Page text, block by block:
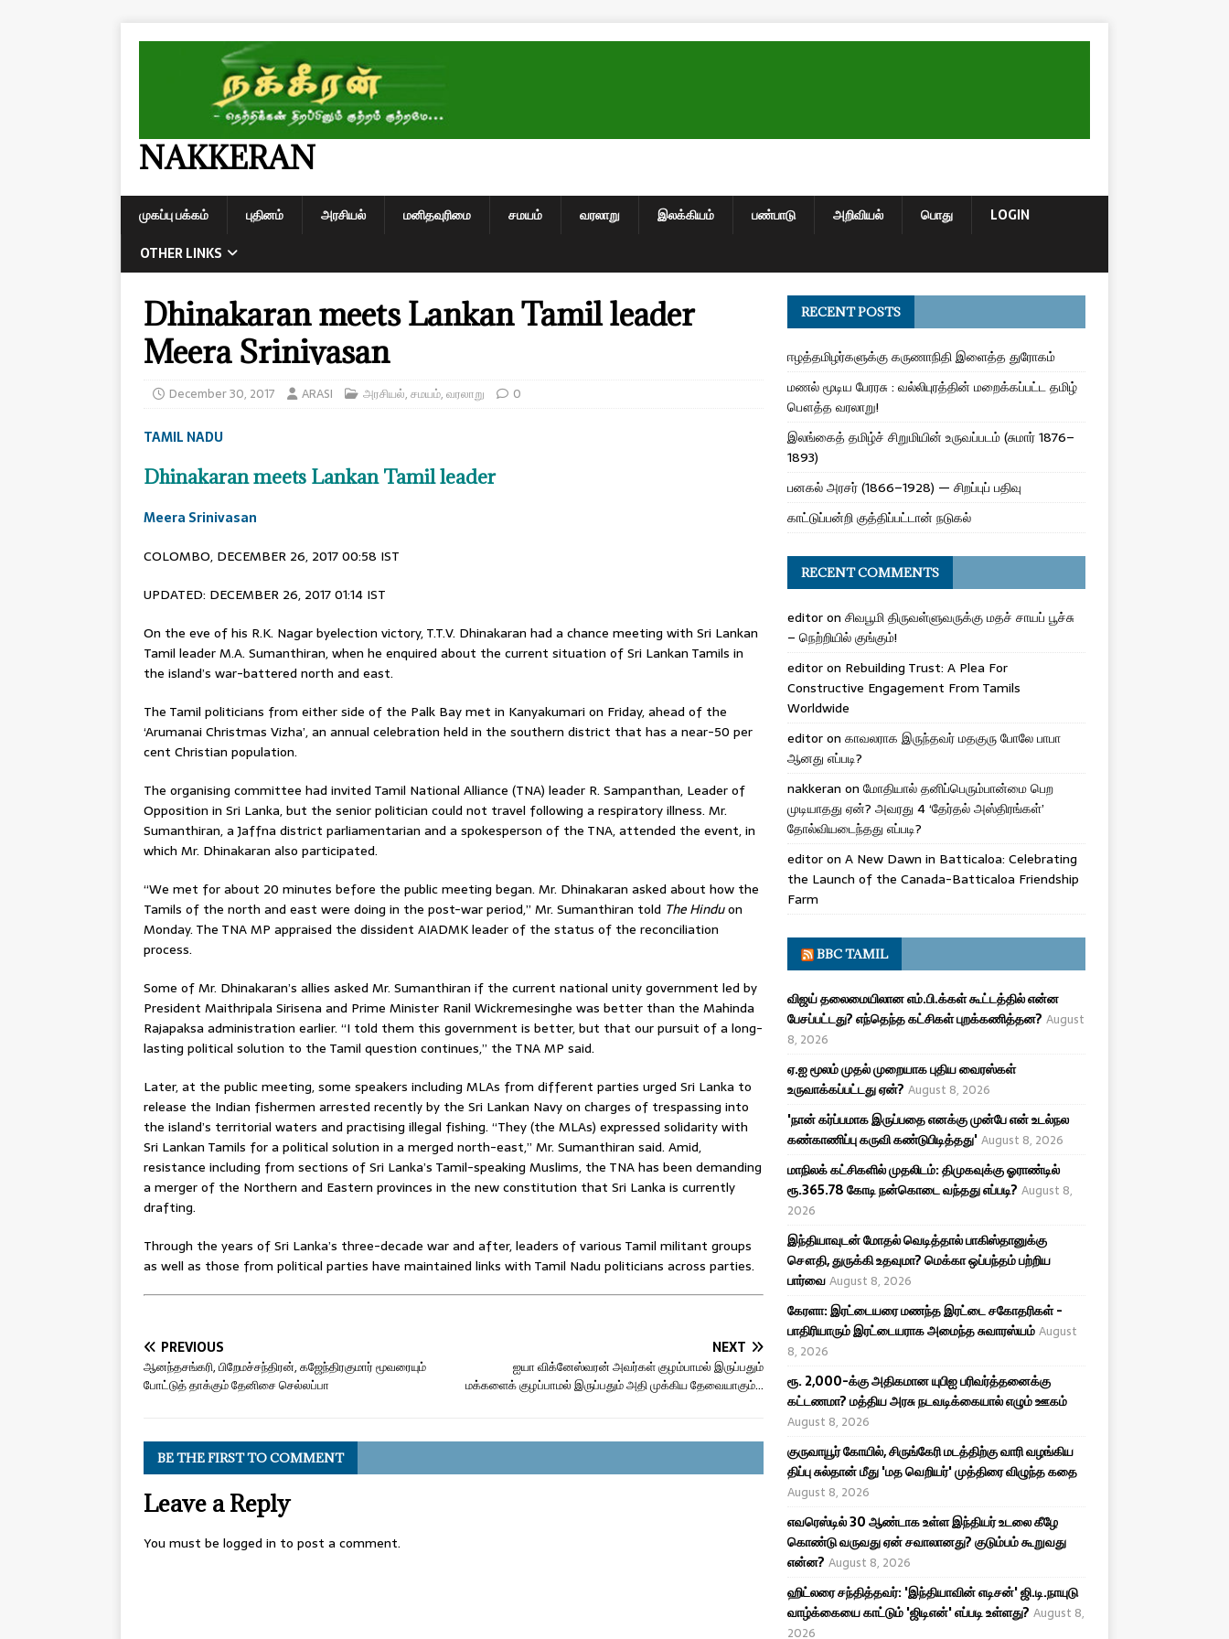
NAKKERAN
முகப்பு பக்கம் புதினம் அரசியல் மனிதவுரிமை சமயம் வரலாறு இலக்கியம் பண்பாடு அறிவியல் பொது
LOGIN
OTHER LINKS
Dhinakaran meets Lankan Tamil leader
Meera Srinivasan
December 30, 2017 ARASI அரசியல்,சமயம்,வரலாறு 0
TAMIL NADU
Dhinakaran meets Lankan Tamil leader
Meera Srinivasan
COLOMBO, DECEMBER 26, 2017 00:58 IST
UPDATED: DECEMBER 26, 2017 01:14 IST
On the eve of his R.K. Nagar byelection victory, T.T.V. Dhinakaran had a chance meeting with Sri Lankan
Tamil leader M.A. Sumanthiran, when he enquired about the current situation of Sri Lankan Tamils in
the island’s war-battered north and east.
The Tamil politicians from either side of the Palk Bay met in Kanyakumari on Friday, ahead of the
‘Arumanai Christmas Vizha’, an annual celebration held in the southern district that has a near-50 per
cent Christian population.
The organising committee had invited Tamil National Alliance (TNA) leader R. Sampanthan, Leader of
Opposition in Sri Lanka, but the senior politician could not travel following a respiratory illness. Mr.
Sumanthiran, a Jaffna district parliamentarian and a spokesperson of the TNA, attended the event, in
which Mr. Dhinakaran also participated.
“We met for about 20 minutes before the public meeting began. Mr. Dhinakaran asked about how the
Tamils of the north and east were doing in the post-war period,” Mr. Sumanthiran told The Hinduon
Monday. The TNA MP appraised the dissident AIADMK leader of the status of the reconciliation
process.
Some of Mr. Dhinakaran’s allies asked Mr. Sumanthiran if the current national unity government led by
President Maithripala Sirisena and Prime Minister Ranil Wickremesinghe was better than the Mahinda
Rajapaksa administration earlier. “I told them this government is better, but that our pursuit of a long-
lasting political solution to the Tamil question continues,” the TNA MP said.
Later, at the public meeting, some speakers including MLAs from different parties urged Sri Lanka to
release the Indian fishermen arrested recently by the Sri Lankan Navy on charges of trespassing into
the island’s territorial waters and practising illegal fishing. “They (the MLAs) expressed solidarity with
Sri Lankan Tamils for a political solution in a merged north-east,” Mr. Sumanthiran said. Amid,
resistance including from sections of Sri Lanka’s Tamil-speaking Muslims, the TNA has been demanding
a merger of the Northern and Eastern provinces in the new constitution that Sri Lanka is currently
drafting.
Through the years of Sri Lanka’s three-decade war and after, leaders of various Tamil militant groups
as well as those from political parties have maintained links with Tamil Nadu politicians across parties.
PREVIOUS
ஆனந்தசங்கரி, பிறேமச்சந்திரன், கஜேந்திரகுமார் மூவரையும்
போட்டுத் தாக்கும் தேனிசை செல்லப்பா
NEXT
ஐயா விக்னேஸ்வரன் அவர்கள் குழம்பாமல் இருப்பதும்
மக்களைக் குழப்பாமல் இருப்பதும் அதி முக்கிய தேவையாகும்…
BE THE FIRST TO COMMENT
Leave a Reply
You must be logged in to post a comment.
RECENT POSTS
ஈழத்தமிழர்களுக்கு கருணாநிதி இளைத்த துரோகம்
மணல் மூடிய பேரரசு : வல்லிபுரத்தின் மறைக்கப்பட்ட தமிழ்
பௌத்த வரலாறு!
இலங்கைத் தமிழ்ச் சிறுமியின் உருவப்படம் (சுமார் 1876–
1893)
பனகல் அரசர் (1866–1928) — சிறப்புப் பதிவு
காட்டுப்பன்றி குத்திப்பட்டான் நடுகல்
RECENT COMMENTS
editoron சிவபூமி திருவள்ளுவருக்கு மதச் சாயப் பூச்சு
– நெற்றியில் குங்கும்!
editoron Rebuilding Trust: A Plea For
Constructive Engagement From Tamils
Worldwide
editoron காவலராக இருந்தவர் மதகுரு போலே பாபா
ஆனது எப்படி?
nakkeran on மோதியால் தனிப்பெரும்பான்மை பெற
முடியாதது ஏன்? அவரது 4 ‘தேர்தல் அஸ்திரங்கள்’
தோல்வியடைந்தது எப்படி?
editoron A New Dawn in Batticaloa: Celebrating
the Launch of the Canada-Batticaloa Friendship
Farm
BBC TAMIL
விஜய் தலைமையிலான எம்.பி.க்கள் கூட்டத்தில் என்ன
பேசப்பட்டது? எந்தெந்த கட்சிகள் புறக்கணித்தன? August
8, 2026
ஏ.ஐ மூலம் முதல் முறையாக புதிய வைரஸ்கள்
உருவாக்கப்பட்டது ஏன்? August 8, 2026
'நான் கர்ப்பமாக இருப்பதை எனக்கு முன்பே என் உடல்நல
கண்காணிப்பு கருவி கண்டுபிடித்தது' August 8, 2026
மாநிலக் கட்சிகளில் முதலிடம்: திமுகவுக்கு ஓராண்டில்
ரூ.365.78 கோடி நன்கொடை வந்தது எப்படி? August 8,
2026
இந்தியாவுடன் மோதல் வெடித்தால் பாகிஸ்தானுக்கு
சௌதி, துருக்கி உதவுமா? மெக்கா ஒப்பந்தம் பற்றிய
பார்வை August 8, 2026
கேரளா: இரட்டையரை மணந்த இரட்டை சகோதரிகள் -
பாதிரியாரும் இரட்டையராக அமைந்த சுவாரஸ்யம் August
8, 2026
ரூ. 2,000-க்கு அதிகமான யுபிஐ பரிவர்த்தனைக்கு
கட்டணமா? மத்திய அரசு நடவடிக்கையால் எழும் ஊகம்
August 8, 2026
குருவாயூர் கோயில், சிருங்கேரி மடத்திற்கு வாரி வழங்கிய
திப்பு சுல்தான் மீது 'மத வெறியர்' முத்திரை விழுந்த கதை
August 8, 2026
எவரெஸ்டில் 30 ஆண்டாக உள்ள இந்தியர் உடலை கீழே
கொண்டு வருவது ஏன் சவாலானது? குடும்பம் கூறுவது
என்ன? August 8, 2026
ஹிட்லரை சந்தித்தவர்: 'இந்தியாவின் எடிசன்' ஜி.டி.நாயுடு
வாழ்க்கையை காட்டும் 'ஜிடிஎன்' எப்படி உள்ளது? August 8,
2026